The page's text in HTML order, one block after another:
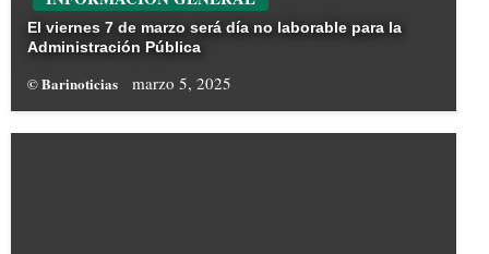
El viernes 7 de marzo será día no laborable para la
Administración Pública
© Barinoticias marzo 5, 2025